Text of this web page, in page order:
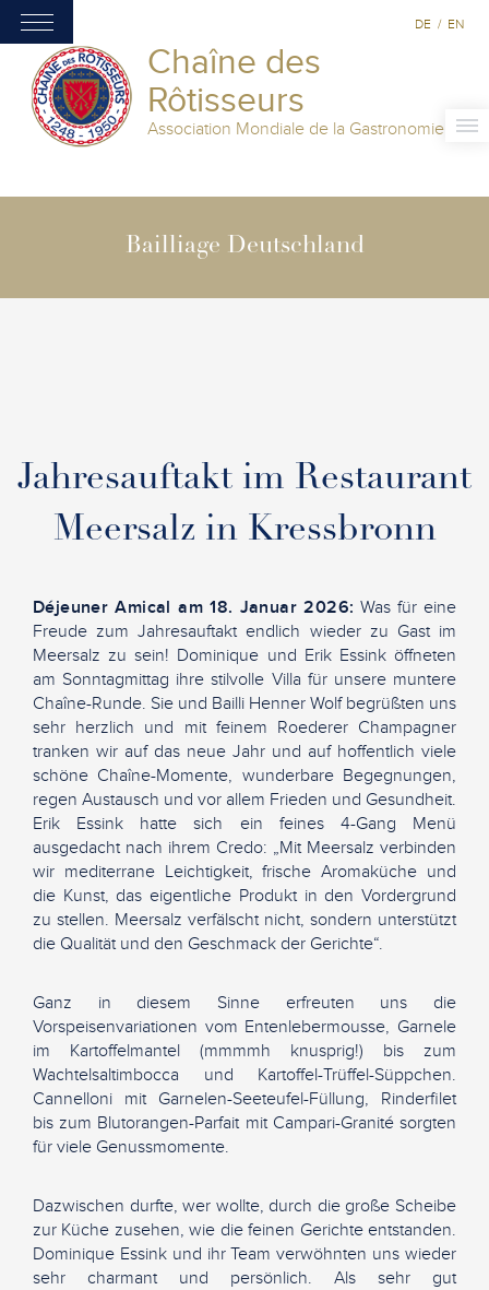
Chaîne des
Rôtisseurs
Association Mondiale de la Gastronomie
DE / EN
Bailliage Deutschland
Jahresauftakt im Restaurant
Meersalz in Kressbronn
Déjeuner Amical am 18. Januar 2026: Was für eine
Freude zum Jahresauftakt endlich wieder zu Gast im
Meersalz zu sein! Dominique und Erik Essink öffneten
am Sonntagmittag ihre stilvolle Villa für unsere muntere
Chaîne-Runde. Sie und Bailli Henner Wolf begrüßten uns
sehr herzlich und mit feinem Roederer Champagner
tranken wir auf das neue Jahr und auf hoffentlich viele
schöne Chaîne-Momente, wunderbare Begegnungen,
regen Austausch und vor allem Frieden und Gesundheit.
Erik Essink hatte sich ein feines 4-Gang Menü
ausgedacht nach ihrem Credo: „Mit Meersalz verbinden
wir mediterrane Leichtigkeit, frische Aromaküche und
die Kunst, das eigentliche Produkt in den Vordergrund
zu stellen. Meersalz verfälscht nicht, sondern unterstützt
die Qualität und den Geschmack der Gerichte“.
Ganz in diesem Sinne erfreuten uns die
Vorspeisenvariationen vom Entenlebermousse, Garnele
im Kartoffelmantel (mmmmh knusprig!) bis zum
Wachtelsaltimbocca und Kartoffel-Trüffel-Süppchen.
Cannelloni mit Garnelen-Seeteufel-Füllung, Rinderfilet
bis zum Blutorangen-Parfait mit Campari-Granité sorgten
für viele Genussmomente.
Dazwischen durfte, wer wollte, durch die große Scheibe
zur Küche zusehen, wie die feinen Gerichte entstanden.
Dominique Essink und ihr Team verwöhnten uns wieder
sehr charmant und persönlich. Als sehr gut